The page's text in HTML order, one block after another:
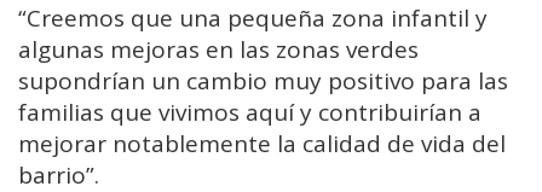
“Creemos que una pequeña zona infantil y
algunas mejoras en las zonas verdes
supondrían un cambio muy positivo para las
familias que vivimos aquí y contribuirían a
mejorar notablemente la calidad de vida del
barrio”.